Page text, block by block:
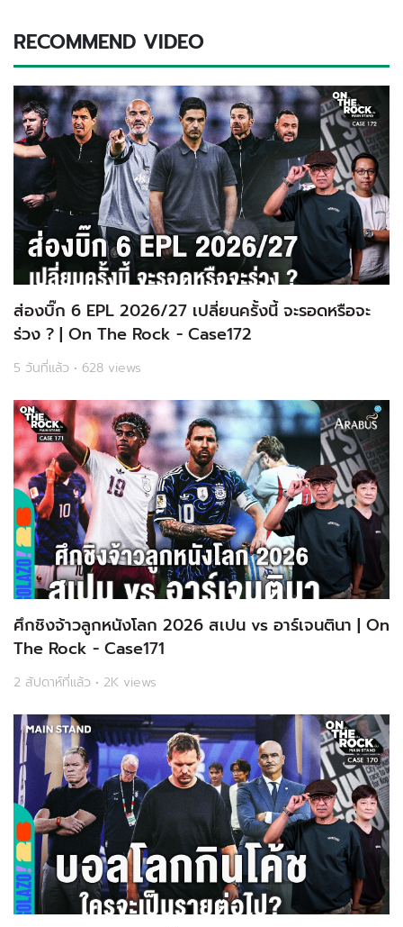
RECOMMEND VIDEO
ส่องบิ๊ก 6 EPL 2026/27 เปลี่ยนครั้งนี้ จะรอดหรือจะ
ร่วง ? | On The Rock - Case172
5 วันที่แล้ว • 628 views
ศึกชิงจ้าวลูกหนังโลก 2026 สเปน vs อาร์เจนตินา | On
The Rock - Case171
2 สัปดาห์ที่แล้ว • 2K views